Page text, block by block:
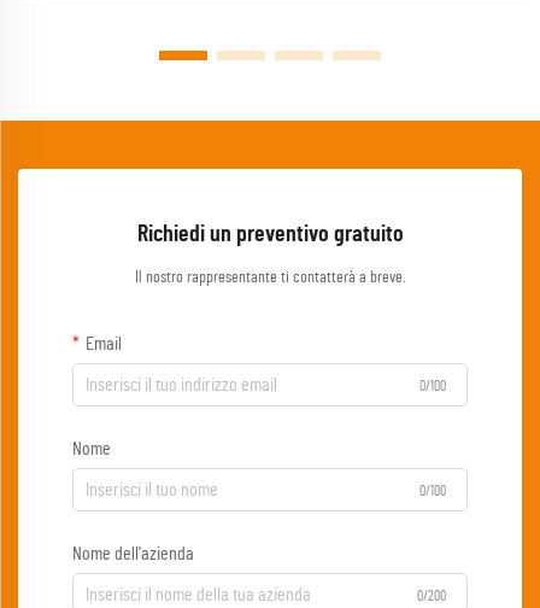
Richiedi un preventivo gratuito
Il nostro rappresentante ti contatterà a breve.
Email
0/100
Nome
0/100
Nome dell'azienda
0/200